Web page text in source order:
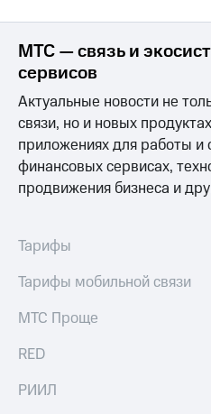
МТС — связь и
сервисов
Актуальные новости не
связи, но и новых
приложениях для работы и
финансовых сервисах,
продвижения бизнеса и
Тарифы
Тарифы мобильной связи
МТС Проще
RED
РИИЛ